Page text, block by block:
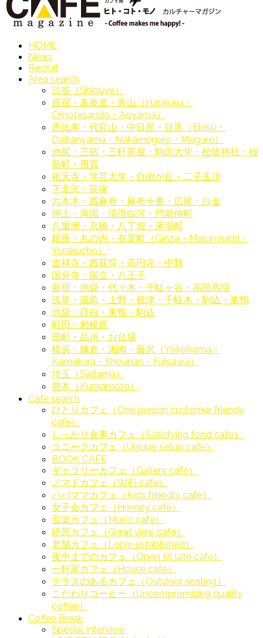
HOME
News
Recruit
Area search
渋谷（Shibuya）
原宿・表参道・青山（Harajuku・
Omotesando・Aoyama）
恵比寿・代官山・中目黒・目黒（Ebisu・
Daikanyama・Nakameguro・Meguro）
池尻・三宿・三軒茶屋・駒沢大学・松陰神社・桜
新町・用賀
祐天寺・学芸大学・自由が丘・二子玉川
下北沢・笹塚
六本木・西麻布・麻布十番・広尾・白金
押上・両国・清澄白河・門前仲町
八重洲・京橋・八丁堀・茅場町
銀座・丸の内・有楽町（Ginza・Marunouchi・
Yurakucho）
吉祥寺・西荻窪・高円寺・中野
国分寺・国立・八王子
新宿・池袋・代々木・千駄ヶ谷・高田馬場
浅草・蔵前・上野・根津・千駄木・駒込・巣鴨
池袋・目白・巣鴨・駒込
町田・相模原
田町・品川・お台場
横浜・鎌倉・湘南・藤沢（Yokohama・
Kamakura・Shounan・Fujisawa）
埼玉（Saitama）
熊本（Kumamoto）
Cafe search
ひとりカフェ（One person customer friendy
cafe）
しっかり食事カフェ（Satisfying food cafe）
ユニークカフェ（Unique setup cafe）
BOOK CAFE
ギャラリーカフェ（Gallery cafe）
ノマドカフェ（WiFi cafe）
パパママカフェ（Kids friendly cafe）
女子会カフェ（Homey cafe）
音楽カフェ（Music cafe）
絶景カフェ（Great view cafe）
老舗カフェ（Long-established）
夜中までのカフェ（Open till late cafe）
一軒家カフェ（House cafe）
テラスのあるカフェ（Outdoor seating）
こだわりコーヒー（Uncompromising quality
coffee）
Coffee Break
Special Interview